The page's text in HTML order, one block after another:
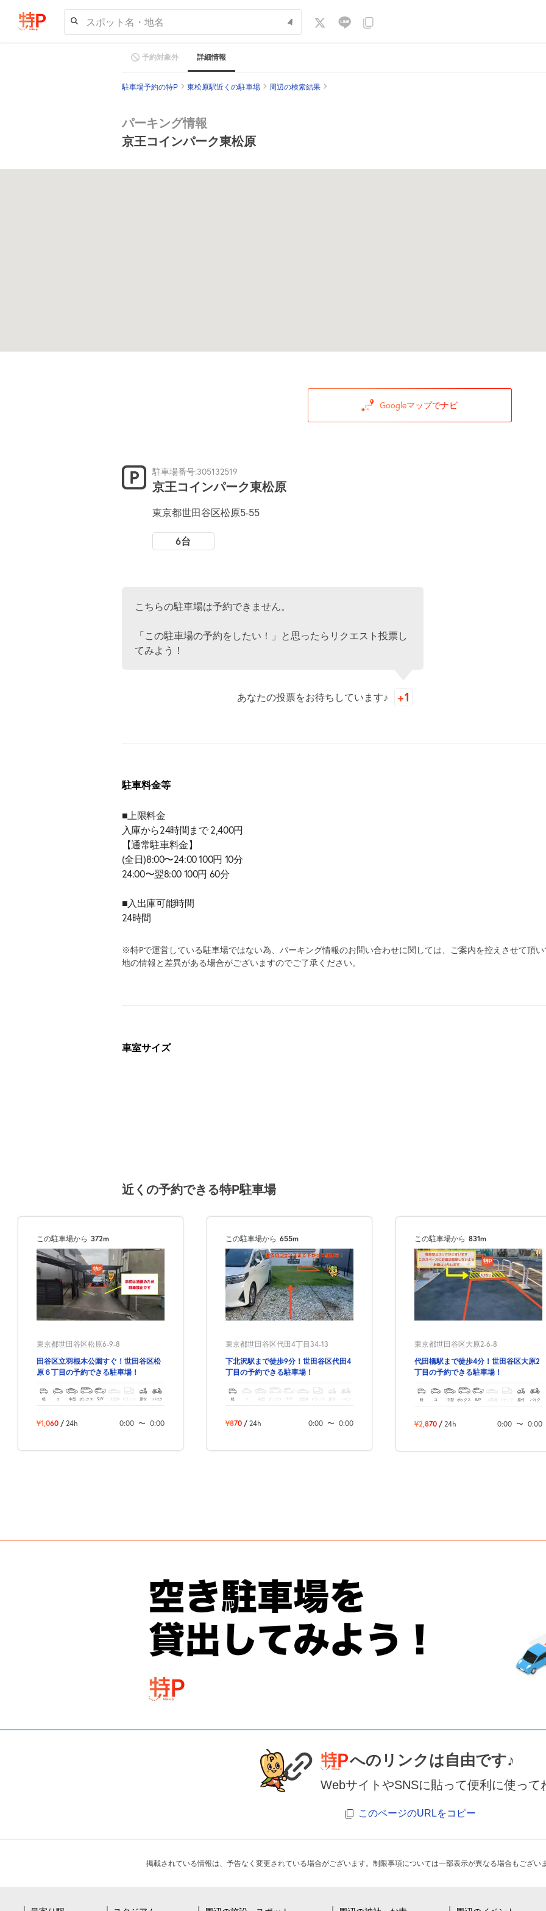
スポット名・地名
予約対象外 詳細情報
駐車場予約の特P 東松原駅近くの駐車場 周辺の検索結果
パーキング情報
京王コインパーク東松原
Googleマップでナビ
駐車場番号:305132519
京王コインパーク東松原
東京都世田谷区松原5-55
6台
こちらの駐車場は予約できません。
「この駐車場の予約をしたい！」と思ったらリクエスト投票し
てみよう！
あなたの投票をお待ちしています♪
駐車料金等
■上限料金
入庫から24時間まで 2,400円
【通常駐車料金】
(全日)8:00〜24:00 100円 10分
24:00〜翌8:00 100円 60分
■入出庫可能時間
24時間
※特Pで運営している駐車場ではない為、パーキング情報のお問い合わせに関しては、ご案内を控えさせて頂
地の情報と差異がある場合がございますのでご了承ください。
車室サイズ
近くの予約できる特P駐車場
この駐車場から 372m
東京都世田谷区松原6-9-8
田谷区立羽根木公園すぐ！世田谷区松
原６丁目の予約できる駐車場！
軽 コ 中型 ボックス SUV トラック 原付 バイク
¥1,060 / 24h 0:00 〜 0:00
この駐車場から 655m
東京都世田谷区代田4丁目34-13
下北沢駅まで徒歩9分！世田谷区代田4
丁目の予約できる駐車場！
軽 ボックス SUV トラック バイク
¥870 / 24h 0:00 〜 0:00
この駐車場から 831m
東京都世田谷区大原2-6-8
代田橋駅まで徒歩4分！世田谷区大原2
丁目の予約できる駐車場！
軽 コ 中型 ボックス SUV 大型車 トラック 原付 バイク
¥2,870 / 24h 0:00 〜 0:00
へのリンクは自由です♪
WebサイトやSNSに貼って便利に使って
このページのURLをコピー
掲載されている情報は、予告なく変更されている場合がございます。制限事項については一部表示が異なる場合もござい